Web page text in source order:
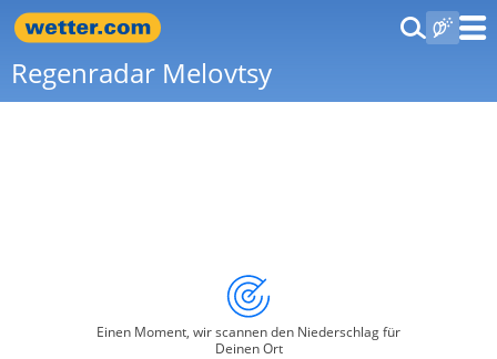
Regenradar Melovtsy
Einen Moment, wir scannen den Niederschlag für
Deinen Ort